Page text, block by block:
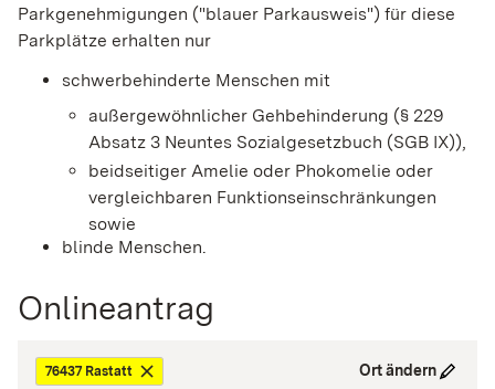
Parkgenehmigungen ("blauer Parkausweis") für diese
Parkplätze erhalten nur
schwerbehinderte Menschen mit
außergewöhnlicher Gehbehinderung (§ 229
Absatz 3 Neuntes Sozialgesetzbuch (SGB IX)),
beidseitiger Amelie oder Phokomelie oder
vergleichbaren Funktionseinschränkungen
sowie
blinde Menschen.
Onlineantrag
76437 Rastatt Ort ändern